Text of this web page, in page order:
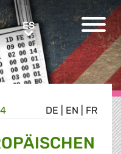
ESES
DE EN FR